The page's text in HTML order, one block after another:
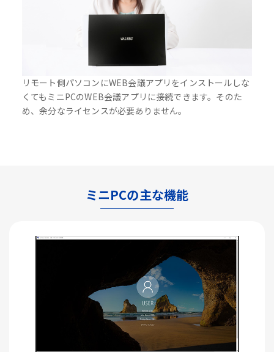
リモート側パソコンにWEB会議アプリをインストールしな
くてもミニPCのWEB会議アプリに接続できます。そのた
め、余分なライセンスが必要ありません。
ミニPCの主な機能